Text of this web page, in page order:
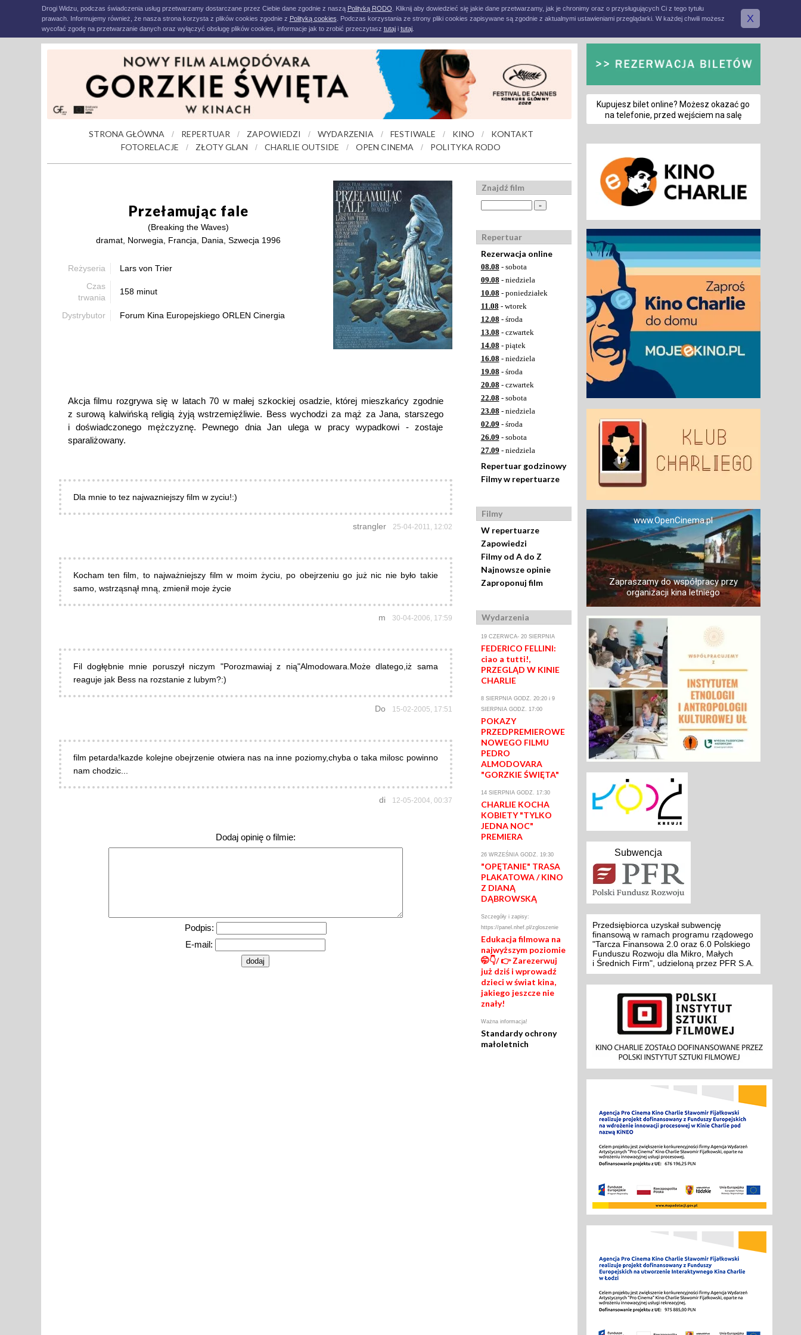
Drogi Widzu, podczas świadczenia usług przetwarzamy dostarczane przez Ciebie dane zgodnie z naszą Polityką RODO . Kliknij aby dowiedzieć się jakie dane przetwarzamy, jak je chronimy oraz o przysługujących Ci z tego tytułu
prawach. Informujemy również, że nasza strona korzysta z plików cookies zgodnie z Polityką cookies . Podczas korzystania ze strony pliki cookies zapisywane są zgodnie z aktualnymi ustawieniami przeglądarki. W każdej chwili możesz
wycofać zgodę na przetwarzanie danych oraz wyłączyć obsługę plików cookies, informacje jak to zrobić przeczytasz tutaji tutaj.
X
STRONA GŁÓWNA / REPERTUAR / ZAPOWIEDZI / WYDARZENIA / FESTIWALE / KINO /
KONTAKT
FOTORELACJE
/ ZŁOTY GLAN / CHARLIE OUTSIDE / OPEN CINEMA / POLITYKA RODO
Przełamując fale
(Breaking the Waves)
dramat, Norwegia, Francja, Dania, Szwecja 1996
Reżyseria
Lars von Trier
Czas
trwania
158 minut
Dystrybutor Forum Kina Europejskiego ORLEN Cinergia
Akcja filmu rozgrywa się w latach 70 w małej szkockiej osadzie, której mieszkańcy zgodnie
z surową kalwińską religią żyją wstrzemięźliwie. Bess wychodzi za mąż za Jana, starszego
i doświadczonego mężczyznę. Pewnego dnia Jan ulega w pracy wypadkowi - zostaje
sparaliżowany.
Dla mnie to tez najwazniejszy film w zyciu!:)
strangler 25-04-2011, 12:02
Kocham ten film, to najważniejszy film w moim życiu, po obejrzeniu go już nic nie było takie
samo, wstrząsnął mną, zmienił moje życie
m 30-04-2006, 17:59
Fil dogłębnie mnie poruszył niczym "Porozmawiaj z nią"Almodowara.Może dlatego,iż sama
reaguje jak Bess na rozstanie z lubym?:)
Do 15-02-2005, 17:51
film petarda!kazde kolejne obejrzenie otwiera nas na inne poziomy,chyba o taka milosc powinno
nam chodzic...
di 12-05-2004, 00:37
Dodaj opinię o filmie:
Podpis:
E-mail:
Znajdź film
Repertuar
Rezerwacja online
08.08 - sobota
09.08 - niedziela
10.08 - poniedziałek
11.08 - wtorek
12.08 - środa
13.08 - czwartek
14.08 - piątek
16.08 - niedziela
19.08 - środa
20.08 - czwartek
22.08 - sobota
23.08 - niedziela
02.09 - środa
26.09 - sobota
27.09 - niedziela
Repertuar godzinowy
Filmy w repertuarze
Filmy
W repertuarze
Zapowiedzi
Filmy od A do Z
Najnowsze opinie
Zaproponuj film
Wydarzenia
19 CZERWCA- 20 SIERPNIA
FEDERICO FELLINI:
ciao a tutti!,
PRZEGLĄD W KINIE
CHARLIE
8 SIERPNIA GODZ. 20:20 i 9
SIERPNIA GODZ. 17:00
POKAZY
PRZEDPREMIEROWE
NOWEGO FILMU
PEDRO
ALMODOVARA
"GORZKIE ŚWIĘTA"
14 SIERPNIA GODZ. 17:30
CHARLIE KOCHA
KOBIETY "TYLKO
JEDNA NOC"
PREMIERA
26 WRZEŚNIA GODZ. 19:30
"OPĘTANIE" TRASA
PLAKATOWA / KINO
Z DIANĄ
DĄBROWSKĄ
Szczegóły i zapisy:
https://panel.nhef.pl/zgloszenie
Edukacja filmowa na
najwyższym poziomie
🤭👇/ 👉 Zarezerwuj
już dziś i wprowadź
dzieci w świat kina,
jakiego jeszcze nie
znały!
Ważna informacja!
Standardy ochrony
małoletnich
Kupujesz bilet online? Możesz okazać go
na telefonie, przed wejściem na salę
www.OpenCinema.pl
Zapraszamy do współpracy przy
organizacji kina letniego
Subwencja
Przedsiębiorca uzyskał subwencję
finansową w ramach programu rządowego
"Tarcza Finansowa 2.0 oraz 6.0 Polskiego
Funduszu Rozwoju dla Mikro, Małych
i Średnich Firm", udzieloną przez PFR S.A.